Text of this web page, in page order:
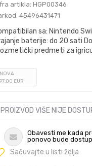
artikla: HGP00346
45496431471
sa: Nintendo
baterije: do 20 sati
predmeti za
NOVA
97,00 EUR
PROIZVOD VIŠE NIJE
Obavesti me kada
ponovo bude
Sačuvajte u listi želja